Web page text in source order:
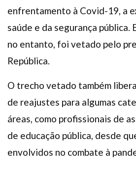
enfrentamento à Covid-19, a
saúde e da segurança pública.
no entanto, foi vetado pelo
República.
O trecho vetado também
de reajustes para algumas
áreas, como profissionais de
de educação pública, desde
envolvidos no combate à